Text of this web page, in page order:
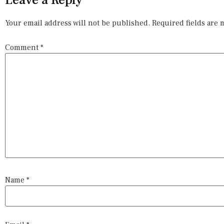
Your email address will not be published. Required fields are
Comment *
Name *